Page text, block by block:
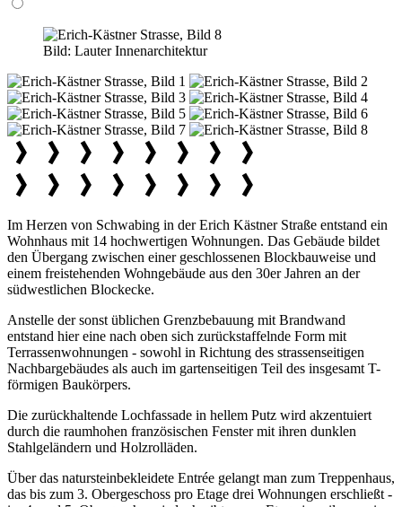
Bild: Lauter Innenarchitektur
Im Herzen von Schwabing in der Erich Kästner Straße entstand ein
Wohnhaus mit 14 hochwertigen Wohnungen. Das Gebäude bildet
den Übergang zwischen einer geschlossenen Blockbauweise und
einem freistehenden Wohngebäude aus den 30er Jahren an der
südwestlichen Blockecke.
Anstelle der sonst üblichen Grenzbebauung mit Brandwand
entstand hier eine nach oben sich zurückstaffelnde Form mit
Terrassenwohnungen - sowohl in Richtung des strassenseitigen
Nachbargebäudes als auch im gartenseitigen Teil des insgesamt T-
förmigen Baukörpers.
Die zurückhaltende Lochfassade in hellem Putz wird akzentuiert
durch die raumhohen französischen Fenster mit ihren dunklen
Stahlgeländern und Holzrolläden.
Über das natursteinbekleidete Entrée gelangt man zum Treppenhaus,
das bis zum 3. Obergeschoss pro Etage drei Wohnungen erschließt -